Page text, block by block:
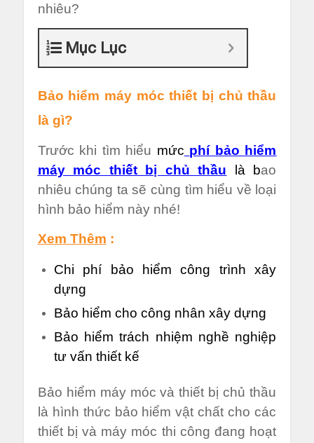
nhiêu?
Mục Lục
Bảo hiểm máy móc thiết bị chủ thầu
là gì?
Trước khi tìm hiểu mức phí bảo hiểm
máy móc thiết bị chủ thầu là bao
nhiêu chúng ta sẽ cùng tìm hiểu về loại
hình bảo hiểm này nhé!
Xem Thêm :
Chi phí bảo hiểm công trình xây
dựng
Bảo hiểm cho công nhân xây dựng
Bảo hiểm trách nhiệm nghề nghiệp
tư vấn thiết kế
Bảo hiểm máy móc và thiết bị chủ thầu
là hình thức bảo hiểm vật chất cho các
thiết bị và máy móc thi công đang hoạt